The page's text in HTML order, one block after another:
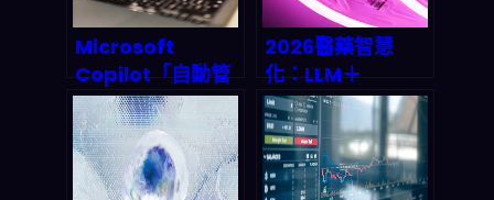
Microsoft
Copilot「自動管
理郵箱」會取代你
的收信流程嗎？
2026 後 Agentic
Email 的真實影響
2026醫藥智慧
化：LLM＋
Agentic工作流，
靶點到臨床試驗要
怎麼真的加速？